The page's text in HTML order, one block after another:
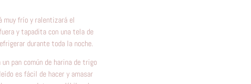
muy frío y ralentizará el
y tapadita con una tela de
durante toda la noche.
pan común de harina de trigo
es fácil de hacer y amasar